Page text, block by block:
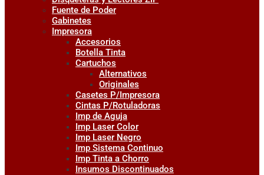
Fuente de Poder
Gabinetes
Impresora
Accesorios
Botella Tinta
Cartuchos
Alternativos
Originales
Casetes P/Impresora
Cintas P/Rotuladoras
Imp de Aguja
Imp Laser Color
Imp Laser Negro
Imp Sistema Continuo
Imp Tinta a Chorro
Insumos Discontinuados